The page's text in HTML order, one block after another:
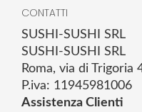
CONTATTI
SUSHI-SUSHI SRL
SUSHI-SUSHI SRL
Roma, via di Trigoria
P.iva: 11945981006
Assistenza Clienti